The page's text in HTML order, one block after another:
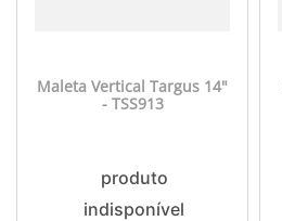
Maleta Vertical Targus 14"
- TSS913